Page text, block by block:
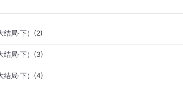
结局·下）(2)
结局·下）(3)
结局·下）(4)